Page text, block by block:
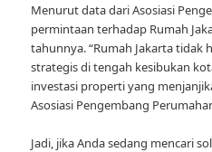
Menurut data dari Asosiasi
permintaan terhadap Rumah
tahunnya. “Rumah Jakarta tidak
strategis di tengah kesibukan
investasi properti yang
Asosiasi Pengembang
Jadi, jika Anda sedang mencari